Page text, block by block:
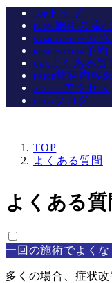
TOP トップ
FLOW施術の流れ
SYMPTOMS主な
RESERVATION予約
Q&A よくある質
PRICE施術内容&
ACCESS アクセス
BLOGブログ
TOP
よくある質問
よくある質
一回の施術でよくな
多くの場合、症状